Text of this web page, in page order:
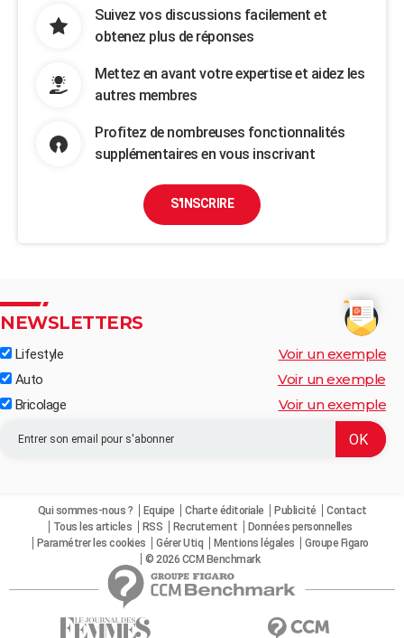
Suivez vos discussions facilement et
obtenez plus de réponses
Mettez en avant votre expertise et aidez les
autres membres
Profitez de nombreuses fonctionnalités
supplémentaires en vous inscrivant
S'INSCRIRE
NEWSLETTERS
Lifestyle Voir un exemple
Auto Voir un exemple
Bricolage Voir un exemple
Qui sommes-nous ? Equipe Charte éditoriale Publicité
Contact
Tous les articles
RSS Recrutement
Données personnelles
Paramétrer les cookies
Gérer Utiq Mentions légales
Groupe Figaro
© 2026 CCM Benchmark